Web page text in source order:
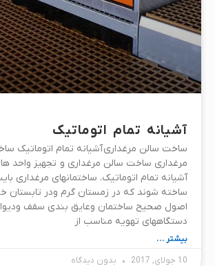
آشیانه تمام اتوماتیک
ساخت سالن مرغداری آشیانه تمام اتوماتیک
مرغداری ساخت سالن مرغداری و تجهیز واحد
آشیانه تمام اتوماتیک. ساختمانهای مرغداری
ساخته شوند که در زمستان گرم ودر تابستان
اصول صحیح ساختمان وعایق بندی سقف
دستگاههای تهویه مناسب از
بیشتر ...
10 جولای, 2017
بدون دیدگاه